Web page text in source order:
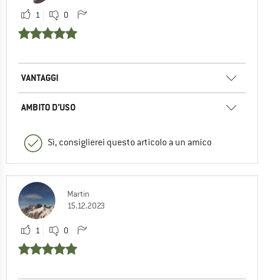
1 0
VANTAGGI
AMBITO D’USO
Sì, consiglierei questo articolo a un amico
Martin
15.12.2023
1 0